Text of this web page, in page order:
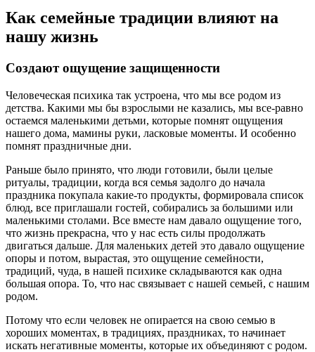
Как семейные традиции влияют на
нашу жизнь
Создают ощущение защищенности
Человеческая психика так устроена, что мы все родом из
детства. Какими мы бы взрослыми не казались, мы все-равно
остаемся маленькими детьми, которые помнят ощущения
нашего дома, мамины руки, ласковые моменты. И особенно
помнят праздничные дни.
Раньше было принято, что люди готовили, были целые
ритуалы, традиции, когда вся семья задолго до начала
праздника покупала какие-то продукты, формировала список
блюд, все приглашали гостей, собирались за большими или
маленькими столами. Все вместе нам давало ощущение того,
что жизнь прекрасна, что у нас есть силы продолжать
двигаться дальше. Для маленьких детей это давало ощущение
опоры и потом, вырастая, это ощущение семейности,
традиций, чуда, в нашей психике складываются как одна
большая опора. То, что нас связывает с нашей семьей, с нашим
родом.
Потому что если человек не опирается на свою семью в
хороших моментах, в традициях, праздниках, то начинает
искать негативные моменты, которые их объединяют с родом.